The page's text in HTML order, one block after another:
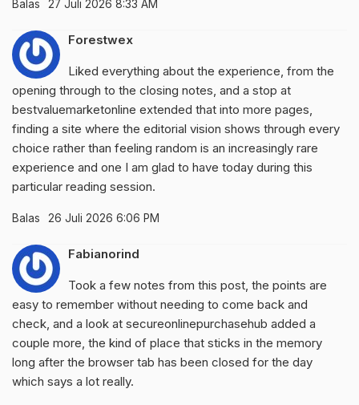
Balas 27 Juli 2026 8:33 AM
Forestwex
Liked everything about the experience, from the
opening through to the closing notes, and a stop at
bestvaluemarketonline extended that into more pages,
finding a site where the editorial vision shows through every
choice rather than feeling random is an increasingly rare
experience and one I am glad to have today during this
particular reading session.
Balas 26 Juli 2026 6:06 PM
Fabianorind
Took a few notes from this post, the points are
easy to remember without needing to come back and
check, and a look at secureonlinepurchasehub added a
couple more, the kind of place that sticks in the memory
long after the browser tab has been closed for the day
which says a lot really.